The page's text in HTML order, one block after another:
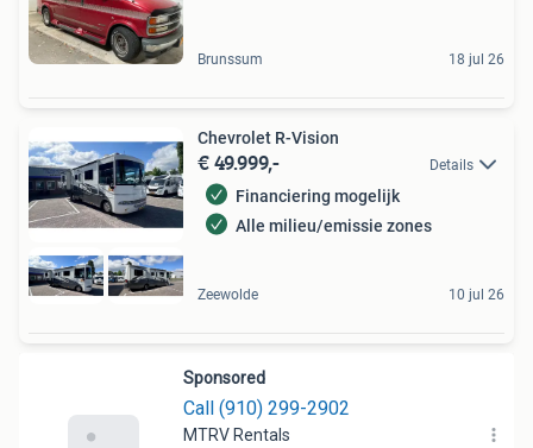
Brunssum 18 jul 26
Chevrolet R-Vision
€ 49.999,- Details
Financiering mogelijk
Alle milieu/emissie zones
Zeewolde 10 jul 26